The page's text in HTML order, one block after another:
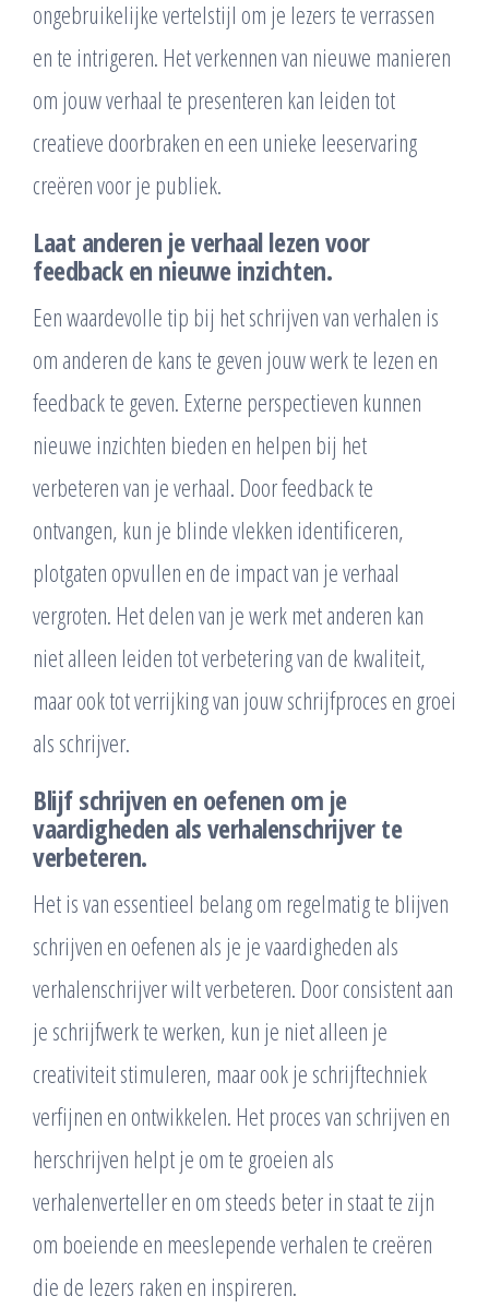
ongebruikelijke vertelstijl om je lezers te verrassen
en te intrigeren. Het verkennen van nieuwe manieren
om jouw verhaal te presenteren kan leiden tot
creatieve doorbraken en een unieke leeservaring
creëren voor je publiek.
Laat anderen je verhaal lezen voor
feedback en nieuwe inzichten.
Een waardevolle tip bij het schrijven van verhalen is
om anderen de kans te geven jouw werk te lezen en
feedback te geven. Externe perspectieven kunnen
nieuwe inzichten bieden en helpen bij het
verbeteren van je verhaal. Door feedback te
ontvangen, kun je blinde vlekken identificeren,
plotgaten opvullen en de impact van je verhaal
vergroten. Het delen van je werk met anderen kan
niet alleen leiden tot verbetering van de kwaliteit,
maar ook tot verrijking van jouw schrijfproces en groei
als schrijver.
Blijf schrijven en oefenen om je
vaardigheden als verhalenschrijver te
verbeteren.
Het is van essentieel belang om regelmatig te blijven
schrijven en oefenen als je je vaardigheden als
verhalenschrijver wilt verbeteren. Door consistent aan
je schrijfwerk te werken, kun je niet alleen je
creativiteit stimuleren, maar ook je schrijftechniek
verfijnen en ontwikkelen. Het proces van schrijven en
herschrijven helpt je om te groeien als
verhalenverteller en om steeds beter in staat te zijn
om boeiende en meeslepende verhalen te creëren
die de lezers raken en inspireren.